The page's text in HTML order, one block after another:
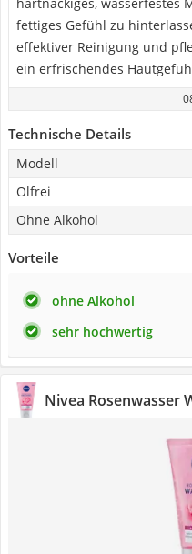
fettiges Gefühl zu
effektiver Reinigung und
ein erfrischendes
Technische Details
Modell
Ölfrei
Ohne Alkohol
Vorteile
ohne Alkohol
sehr hochwertig
Nivea Rosenwasser